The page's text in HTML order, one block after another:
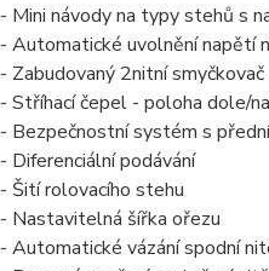
- Mini návody na typy stehů s
- Automatické uvolnění napětí
- Zabudovaný 2nitní
- Stříhací čepel - poloha dole/
- Bezpečnostní systém s
- Diferenciální podávání
- Šití rolovacího stehu
- Nastavitelná šířka ořezu
- Automatické vázání spodní